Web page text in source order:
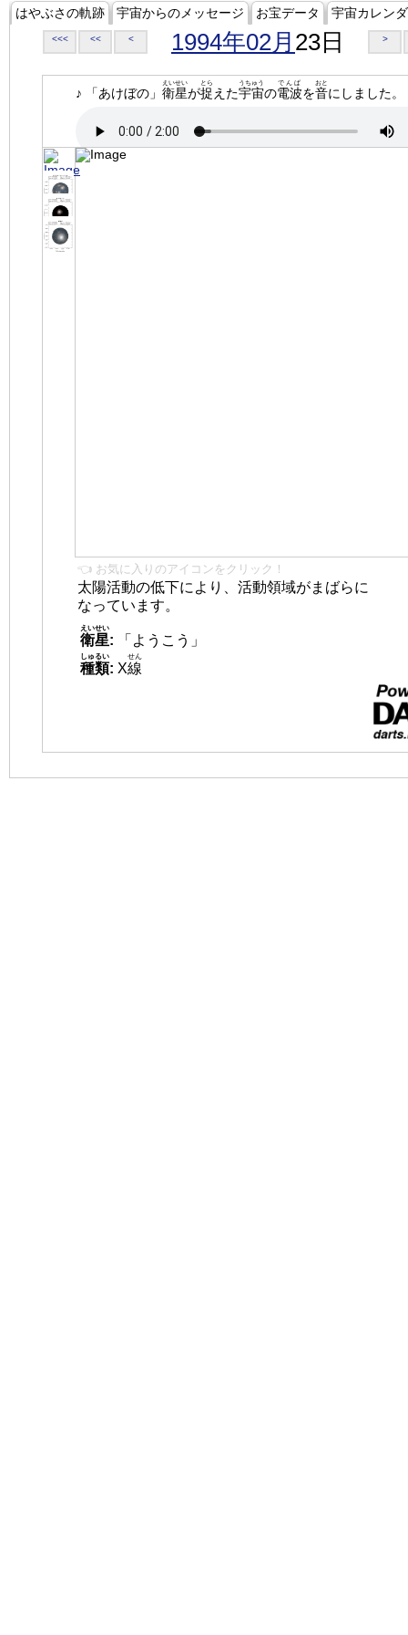
はやぶさの軌跡 宇宙からのメッセージ お宝データ 宇宙カレン
<<< << < 1994年02月 23日 >
♪ 「あけぼの」 衛星
えいせい
が捉
とら
えた宇宙
うちゅう
の電波
でんぱ
を音
おと
にしました。
👈 お気に入りのアイコンをクリック！
太陽活動の低下により、活動領域がまばらに
なっています。
衛星
えいせい
:
「ようこう」
種類
しゅるい
: X線
せん